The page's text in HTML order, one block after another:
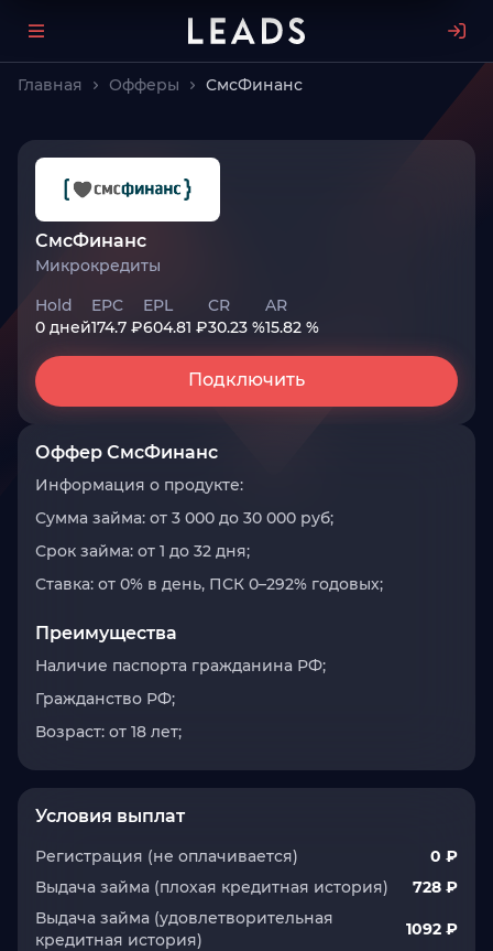
Главная Офферы СмсФинанс
СмсФинанс
Микрокредиты
Hold
0 дней
EPC
174.7 ₽
EPL
604.81 ₽
CR
30.23 %
AR
15.82 %
Подключить
Оффер СмсФинанс
Информация о продукте:
Сумма займа: от 3 000 до 30 000 руб;
Срок займа: от 1 до 32 дня;
Ставка: от 0% в день, ПСК 0–292% годовых;
Преимущества
Наличие паспорта гражданина РФ;
Гражданство РФ;
Возраст: от 18 лет;
Условия выплат
Регистрация (не оплачивается)
0 ₽
Выдача займа (плохая кредитная история)
728 ₽
Выдача займа (удовлетворительная
кредитная история)
1092 ₽